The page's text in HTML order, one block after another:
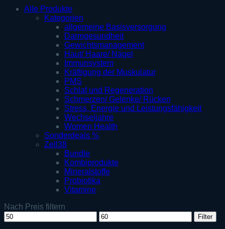
Alle Produkte
Kategorien
allgemeine Basisversorgung
Darmgesundheit
Gewichtsmanagement
Haut/ Haare/ Nägel
Immunsystem
Kräftigung der Muskulatur
PMS
Schlaf und Regeneration
Schmerzen/ Gelenke/ Rücken
Stress, Energie und Leistungsfähigkeit
Wechseljahre
Women Health
Sonderdeals %
Zell38
Bundle
Kombiprodukte
Mineralstoffe
Probiotika
Vitamine
Nach Preis filtern
Min.
Preis
Max.
Preis
Filter